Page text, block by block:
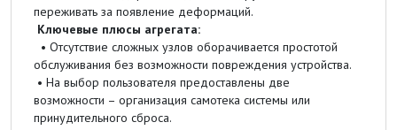
переживать за появление деформаций.
Ключевые плюсы агрегата:
• Отсутствие сложных узлов оборачивается простотой
обслуживания без возможности повреждения устройства.
• На выбор пользователя предоставлены две
возможности – организация самотека системы или
принудительного сброса.